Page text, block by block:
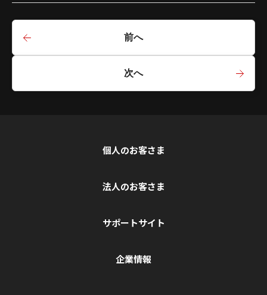
前へ
次へ
個人のお客さま
法人のお客さま
サポートサイト
企業情報